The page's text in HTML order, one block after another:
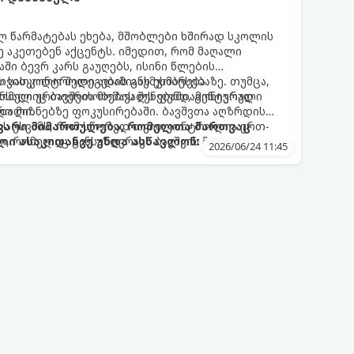
წარმატებას ეხება, მშობლები ხშირად სკოლის
აკეთებენ აქცენტს. იმედით, რომ მაღალი
ბევრ კარს გაუღებს, ისინი წლების
სასკოლო შედეგების გაუმჯობესებაზე. თუმცა,
ბავშვის მომავალს ფუნდამენტურად
ადამიანს ეხმარება
ურთიერთობების შენებაში, გონივრული
მიზნებზე ფოკუსირებაში. ბავშვთა აღზრდის
უსვამს, რომ სწორედ თვითკონტროლია ერთ-
განსაზღვრავს ბავშვის მომავალ
მიმართულება, რომელთა მართვაც
ასაკიდანვე უნდა ასწავლონ:
2026/06/24 11:45